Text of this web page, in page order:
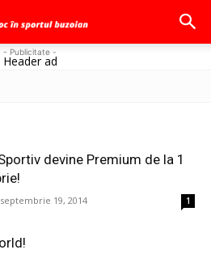
- Publicitate -
Header ad
devine Premium de la 1
septembrie 19, 2014 1